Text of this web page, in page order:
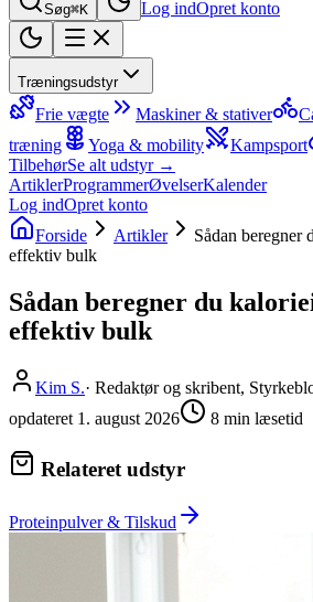
Søg⌘K Log indOpret konto
Træningsudstyr
Frie vægte Maskiner & stativer
træning
Yoga & mobility Kampsport
TilbehørSe alt udstyr →
ArtiklerProgrammerØvelserKalender
Log indOpret konto
Forside
Artikler
Sådan beregner
effektiv bulk
Sådan beregner du
effektiv bulk
Kim S.· Redaktør og skribent,
opdateret 1. august 2026 8 min læsetid
Relateret udstyr
Proteinpulver & Tilskud